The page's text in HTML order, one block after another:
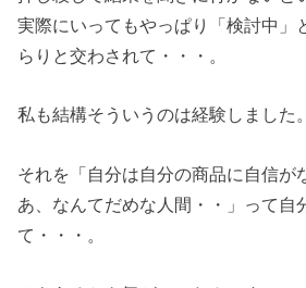
実際にいってもやっぱり「検討中」
らりと交わされて・・・。
私も結構そういうのは経験しました。
それを「自分は自分の商品に自信が
あ、なんてだめな人間・・」って自
て・・・。